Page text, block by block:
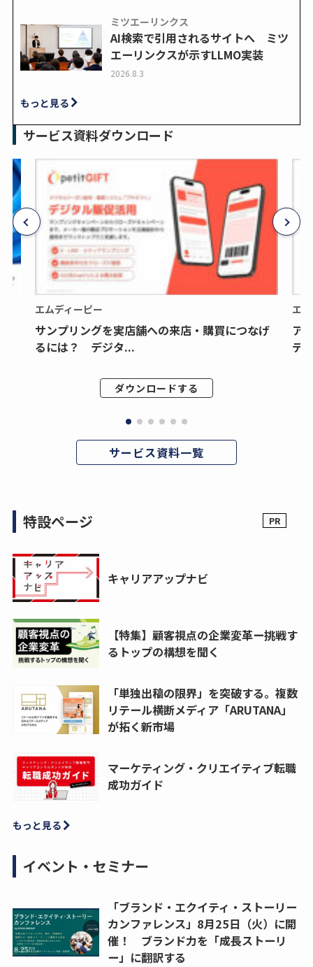
ミツエーリンクス
AI検索で引用されるサイトへ ミツ
エーリンクスが示すLLMO実装
2026.8.3
もっと見る
サービス資料ダウンロード
エムディーピー
サンプリングを実店舗への来店・購買につなげ
るには？ デジタ...
ダウンロードする
エ
ア
デ
サービス資料一覧
特設ページ
キャリアアップナビ
【特集】顧客視点の企業変革ー挑戦す
るトップの構想を聞く
「単独出稿の限界」を突破する。複数
リテール横断メディア「ARUTANA」
が拓く新市場
マーケティング・クリエイティブ転職
成功ガイド
もっと見る
イベント・セミナー
「ブランド・エクイティ・ストーリー
カンファレンス」8月25日（火）に開
催！ ブランド力を「成長ストーリ
ー」に翻訳する